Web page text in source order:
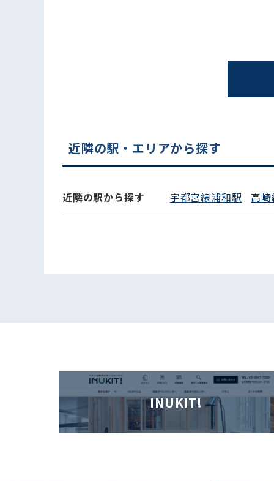
電話でお問い合わせ
近隣の駅・エリアから探す
近隣の駅から探す 宇都宮線浦和駅 高
INUKIT!